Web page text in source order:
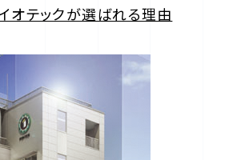
オテックが選ばれる理由